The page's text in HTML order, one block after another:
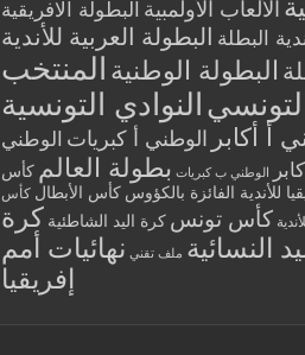
الألعاب الأولمبية البطولة الافريقية
البطلة البطولة العربية للأندية
البطولة الوطنية المنتخب
النوادي التونسية
أ أكابر الوطني أ كبريات الوطني
الوطني ب كبريات بطولة العالم كأس
للأندية الفائزة بالكؤوس كأس الأبطال كأس
كأس تونس كرة اليد الشاطئية كرة
النسائية ملف تقني نهائيات أمم
إفريقيا